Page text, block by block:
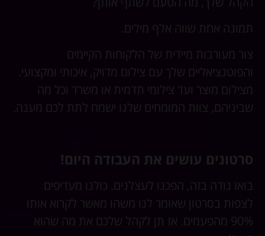
תמונה אחת שווה אלף מילים.
צור מעורבות מיידית של הלקוחות הקיימים
והפוטנציאליים שלך עם צילום מדויק, איכותי ומקצועי.
מצילום מוצר ועד צילומי תדמית או משרד וכל מה
שביניהם, צוות המומחים שלנו ישמח לתת לכם מענה.
סרטונים עושים את העבודה היום!
בואו נודה בזה, הפכנו לעצלנים. כולנו מעדיפים
לצפות בסרטון שאומר לנו משהו מאשר לקרוא אותו
90% מהפעמים. אז תן לקהל שלכם את מה שהוא